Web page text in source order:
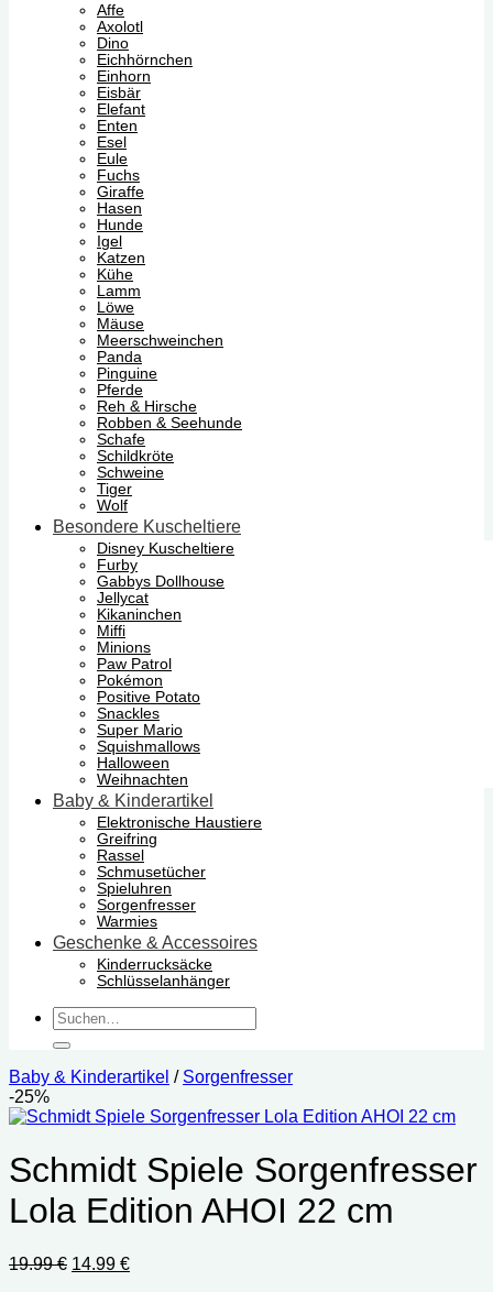
Affe
Axolotl
Dino
Eichhörnchen
Einhorn
Eisbär
Elefant
Enten
Esel
Eule
Fuchs
Giraffe
Hasen
Hunde
Igel
Katzen
Kühe
Lamm
Löwe
Mäuse
Meerschweinchen
Panda
Pinguine
Pferde
Reh & Hirsche
Robben & Seehunde
Schafe
Schildkröte
Schweine
Tiger
Wolf
Besondere Kuscheltiere
Disney Kuscheltiere
Furby
Gabbys Dollhouse
Jellycat
Kikaninchen
Miffi
Minions
Paw Patrol
Pokémon
Positive Potato
Snackles
Super Mario
Squishmallows
Halloween
Weihnachten
Baby & Kinderartikel
Elektronische Haustiere
Greifring
Rassel
Schmusetücher
Spieluhren
Sorgenfresser
Warmies
Geschenke & Accessoires
Kinderrucksäcke
Schlüsselanhänger
Suchen
nach:
Baby & Kinderartikel / Sorgenfresser
-25%
Schmidt Spiele Sorgenfresser
Lola Edition AHOI 22 cm
19.99€ Ursprünglicher
14.99 €Aktueller